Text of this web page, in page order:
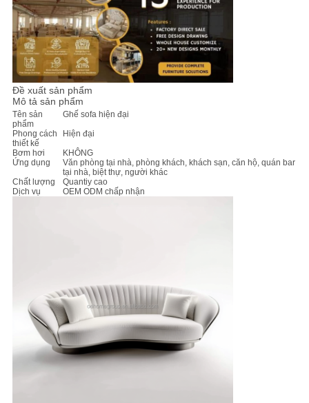
TẤT
CẢ
CÁC
TRƯỜNG
HỢP
YÊU
CẦU
TRANG
WEB
Đề xuất sản phẩm
Mô tả sản phẩm
Tên sản
phẩm
Ghế sofa hiện đại
Phong cách
thiết kế
Hiện đại
Bơm hơi
KHÔNG
Ứng dụng
Văn phòng tại nhà, phòng khách, khách sạn, căn hộ, quán bar
tại nhà, biệt thự, người khác
Chất lượng
Quantiy cao
Dịch vụ
OEM ODM chấp nhận